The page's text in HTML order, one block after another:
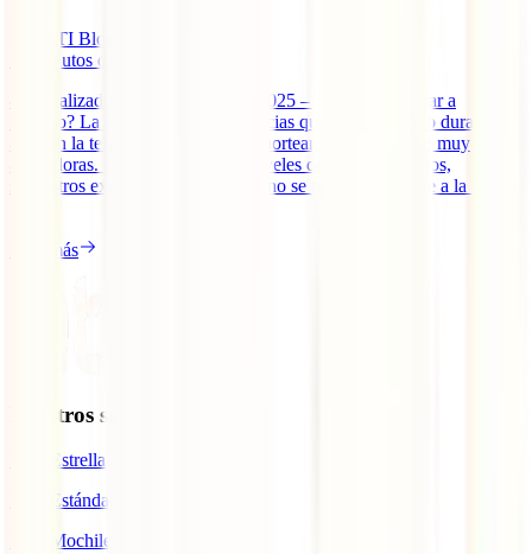
IATI Blog
minutos de lectura
– Actualizado el 22 de agosto de 2025 – ¿Es seguro viajar a
México? La verdad es que las noticias que han aparecido durante
años en la televisión sobre el país norteamericano no son muy
alentadoras. Ciudades con altos niveles de violencia, timos,
secuestros exprés… Sin embargo, no se puede ser tajante a la hora
Leer más
Nuestros seguros
IATI Estrella
IATI Estándar
IATI Mochilero